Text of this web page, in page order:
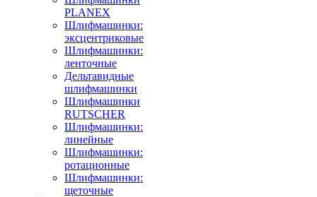
PLANEX
Шлифмашинки:
эксцентриковые
Шлифмашинки:
ленточные
Дельтавидные
шлифмашинки
Шлифмашинки
RUTSCHER
Шлифмашинки:
линейные
Шлифмашинки:
ротационные
Шлифмашинки:
щеточные